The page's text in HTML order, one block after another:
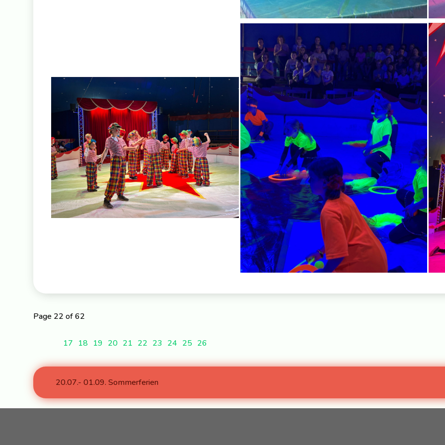
Page 22 of 62
17 18 19 20 21 22 23 24 25 26
20.07.- 01.09. Sommerferien